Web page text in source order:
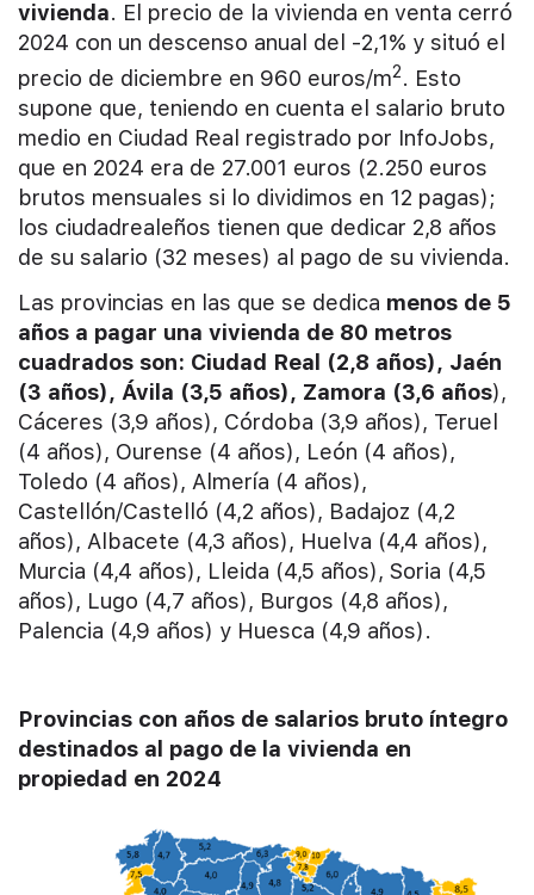
vivienda. El precio de la vivienda en venta cerró
2024 con un descenso anual del -2,1% y situó el
precio de diciembre en 960 euros/m2. Esto
supone que, teniendo en cuenta el salario bruto
medio en Ciudad Real registrado por InfoJobs,
que en 2024 era de 27.001 euros (2.250 euros
brutos mensuales si lo dividimos en 12 pagas);
los ciudadrealeños tienen que dedicar 2,8 años
de su salario (32 meses) al pago de su vivienda.
Las provincias en las que se dedica menos de 5
años a pagar una vivienda de 80 metros
cuadrados son: Ciudad Real (2,8 años), Jaén
(3 años), Ávila (3,5 años), Zamora (3,6 años),
Cáceres (3,9 años), Córdoba (3,9 años), Teruel
(4 años), Ourense (4 años), León (4 años),
Toledo (4 años), Almería (4 años),
Castellón/Castelló (4,2 años), Badajoz (4,2
años), Albacete (4,3 años), Huelva (4,4 años),
Murcia (4,4 años), Lleida (4,5 años), Soria (4,5
años), Lugo (4,7 años), Burgos (4,8 años),
Palencia (4,9 años) y Huesca (4,9 años).
Provincias con años de salarios bruto íntegro
destinados al pago de la vivienda en
propiedad en 2024